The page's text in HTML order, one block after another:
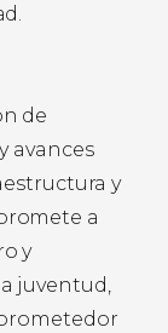
de
avances
y
a
y
juventud,